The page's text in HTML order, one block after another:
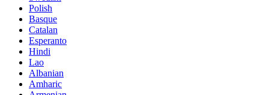
Polish
Basque
Catalan
Esperanto
Hindi
Lao
Albanian
Amharic